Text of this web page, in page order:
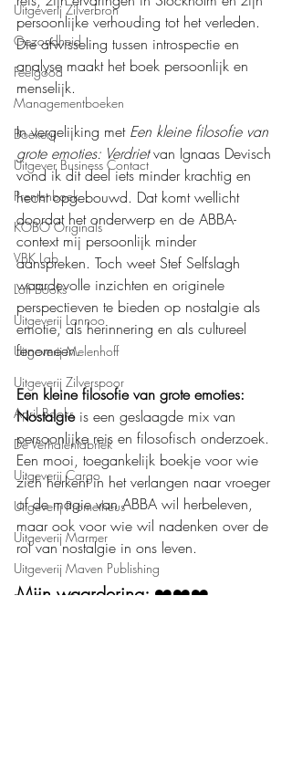
Uitgeverij Zilverbron
Gezondheid
Feelgood
Managementboeken
Boekerij
Uitgever Business Contact
Prentenboek
KOBO Originals
VBK Lab
Loft Books
Uitgeverij Lannoo
Uitgeverij Melenhoff
Uitgeverij Zilverspoor
April Books
De Verhalenfabriek
Uitgeverij Cargo
Uitgeverij Prometheus
Uitgeverij Marmer
Uitgeverij Maven Publishing
De Crime Compagnie
persoonlijke verhouding tot het verleden.
Die afwisseling tussen introspectie en
analyse maakt het boek persoonlijk en
menselijk.
In vergelijking met Een kleine filosofie van
grote emoties: Verdriet van Ignaas Devisch
vond ik dit deel iets minder krachtig en
hecht opgebouwd. Dat komt wellicht
doordat het onderwerp en de ABBA-
context mij persoonlijk minder
aanspreken. Toch weet Stef Selfslagh
waardevolle inzichten en originele
perspectieven te bieden op nostalgie als
emotie, als herinnering en als cultureel
fenomeen.
Een kleine filosofie van grote emoties:
Nostalgie is een geslaagde mix van
persoonlijke reis en filosofisch onderzoek.
Een mooi, toegankelijk boekje voor wie
zich herkent in het verlangen naar vroeger
of de magie van ABBA wil herbeleven,
maar ook voor wie wil nadenken over de
rol van nostalgie in ons leven.
Mijn waardering: ❤️❤️❤️